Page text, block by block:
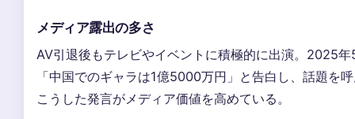
メディア露出の多さ
AV引退後もテレビやイベントに積極的に出演。2025
「中国でのギャラは1億5000万円」と告白し、話題を
こうした発言がメディア価値を高めている。